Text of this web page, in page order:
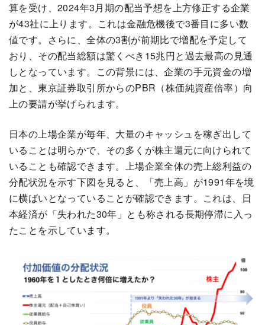
算を受け、2024年3月期の配当予想を上方修正する企業
が43社に上ります。これは金融危機後で3番目に多い数
値です。さらに、全体の3割が前期比で増配を予定して
おり、その配当総額は驚くべき15兆円と過去最高の見通
しとなっています。この背景には、企業の手元資金の増
加と、東京証券取引所からのPBR（株価純資産倍率）向
上の要請が挙げられます。
日本の上場企業が毎年、大量のキャッシュを稼ぎ出して
いることは明らかで、その多くが株主還元に向けられて
いることも確認できます。上場企業全体の売上総利益の
分配状況を示す下図を見ると、「売上高」が1991年を境
に横ばいとなっていることが確認できます。これは、日
本経済が「失われた30年」とも称される長期停滞に入っ
たことを示しています。